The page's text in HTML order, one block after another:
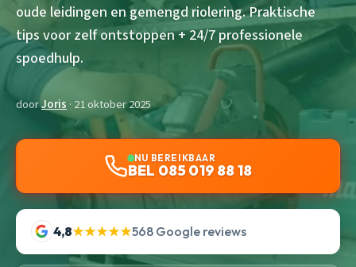
oude leidingen en gemengd riolering. Praktische
tips voor zelf ontstoppen + 24/7 professionele
spoedhulp.
doorJoris · 21 oktober 2025
NU BEREIKBAAR
BEL 085 019 88 18
4,8★★★★★568 Google reviews